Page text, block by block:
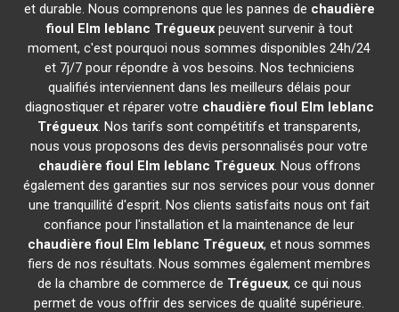
et durable. Nous comprenons que les pannes de chaudière
fioul Elm leblanc Trégueuxpeuvent survenir à tout
moment, c'est pourquoi nous sommes disponibles 24h/24
et 7j/7 pour répondre à vos besoins. Nos techniciens
qualifiés interviennent dans les meilleurs délais pour
diagnostiquer et réparer votre chaudière fioul Elm leblanc
Trégueux. Nos tarifs sont compétitifs et transparents,
nous vous proposons des devis personnalisés pour votre
chaudière fioul Elm leblanc Trégueux. Nous offrons
également des garanties sur nos services pour vous donner
une tranquillité d'esprit. Nos clients satisfaits nous ont fait
confiance pour l'installation et la maintenance de leur
chaudière fioul Elm leblanc Trégueux, et nous sommes
fiers de nos résultats. Nous sommes également membres
de la chambre de commerce de Trégueux, ce qui nous
permet de vous offrir des services de qualité supérieure.